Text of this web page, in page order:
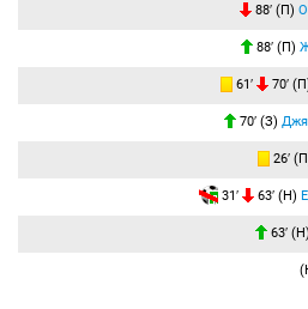
88′ (П)
88′ (П)
61′ 70′
70′ (З)
26′
31′ 63′ (Н)
63′ (Н)